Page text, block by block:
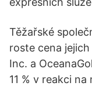
Těžařské
roste cena
Inc. a
11 % v reakci